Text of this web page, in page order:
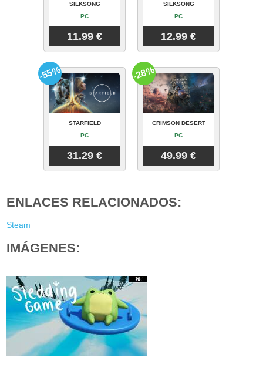
SILKSONG
PC
11.99 €
SILKSONG
PC
12.99 €
STARFIELD
PC
31.29 €
-55%
CRIMSON DESERT
PC
49.99 €
-28%
ENLACES RELACIONADOS:
Steam
IMÁGENES: